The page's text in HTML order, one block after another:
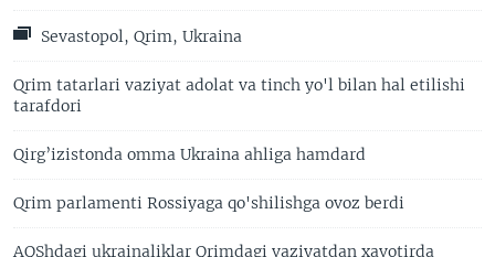
Sevastopol, Qrim, Ukraina
Qrim tatarlari vaziyat adolat va tinch yo'l bilan hal etilishi
tarafdori
Qirg’izistonda omma Ukraina ahliga hamdard
Qrim parlamenti Rossiyaga qo'shilishga ovoz berdi
AQShdagi ukrainaliklar Qrimdagi vaziyatdan xavotirda